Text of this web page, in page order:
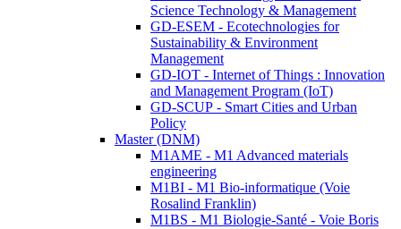
Science Technology & Management
GD-ESEM - Ecotechnologies for
Sustainability & Environment
Management
GD-IOT - Internet of Things : Innovation
and Management Program (IoT)
GD-SCUP - Smart Cities and Urban
Policy
Master (DNM)
M1AME - M1 Advanced materials
engineering
M1BI - M1 Bio-informatique (Voie
Rosalind Franklin)
M1BS - M1 Biologie-Santé - Voie Boris